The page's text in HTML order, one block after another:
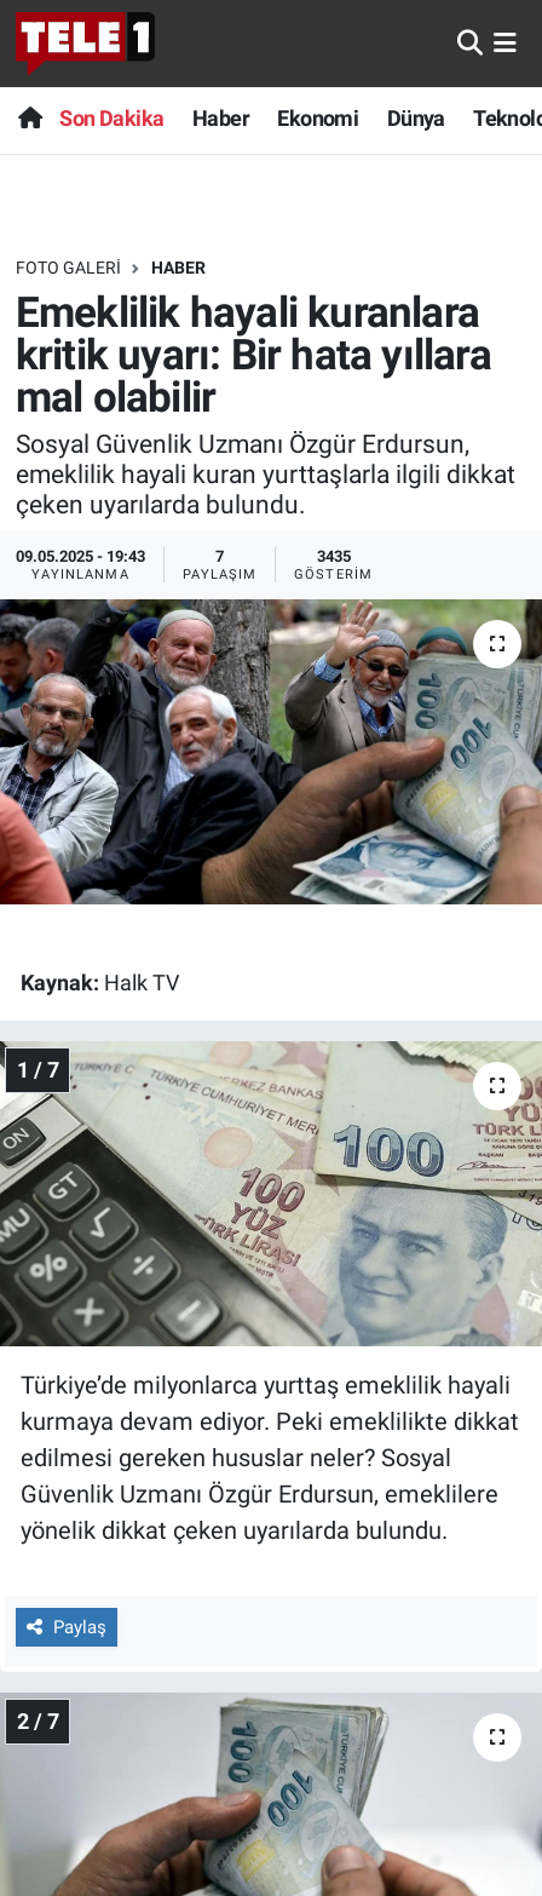
Son Dakika Haber Ekonomi Dünya
FOTO GALERI HABER
Emeklilik hayali kuranlara
kritik uyarı: Bir hata yıllara
mal olabilir
Sosyal Güvenlik Uzmanı Özgür Erdursun,
emeklilik hayali kuran yurttaşlarla ilgili dikkat
çeken uyarılarda bulundu.
09.05.2025 - 19:43
YAYINLANMA
7
PAYLAŞIM
3435
GÖSTERIM
Kaynak: Halk TV
1 / 7
Türkiye’de milyonlarca yurttaş emeklilik hayali
kurmaya devam ediyor. Peki emeklilikte dikkat
edilmesi gereken hususlar neler? Sosyal
Güvenlik Uzmanı Özgür Erdursun, emeklilere
yönelik dikkat çeken uyarılarda bulundu.
Paylaş
2 / 7
Anında Manşet
Başka Sohbetler
Bilim turu
Bilim ve Teknoloji Evreni
Doğa Konuşuyor
Dünya
Ege Saati
Ege'den Esintiler
Eğitim
Eğlence
Ekonomi
Forum
Gerçeğin İzinde
Gün Ortası
Gündem Özel
Günün görüntüsü
Haber
İlan
Kimdir
Koronavirüs
Nedir
Popüler
Sağlık
Spor
Son Dakika
Haber
Dünya
Teknoloji
Sağlık
Spor
Yayın Akışı
İletişim
Nöbetçi Eczaneler
Hava Durumu
Trafik Durumu
Süper Lig Puan Durumu ve Fikstür
Tüm Manşetler
Son Dakika Haberleri
Haber Arşivi